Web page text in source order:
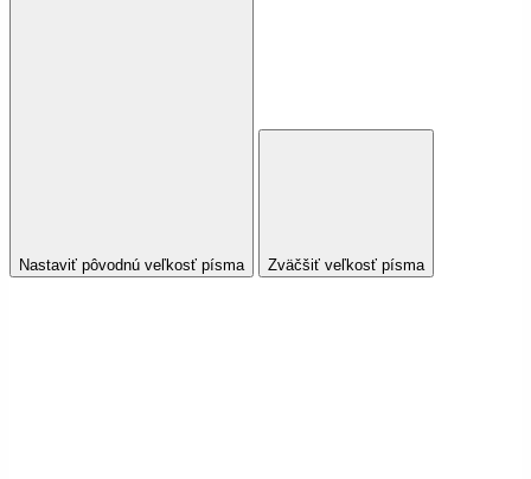
Nastaviť pôvodnú veľkosť písma Zväčšiť veľkosť písma